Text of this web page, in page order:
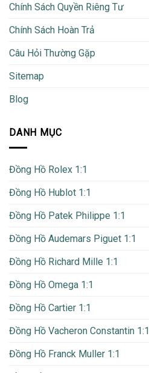
Chính Sách Quyền Riêng Tư
Chính Sách Hoàn Trả
Câu Hỏi Thường Gặp
Sitemap
Blog
DANH MỤC
Đồng Hồ Rolex 1:1
Đồng Hồ Hublot 1:1
Đồng Hồ Patek Philippe 1:1
Đồng Hồ Audemars Piguet 1:1
Đồng Hồ Richard Mille 1:1
Đồng Hồ Omega 1:1
Đồng Hồ Cartier 1:1
Đồng Hồ Vacheron Constantin 1:1
Đồng Hồ Franck Muller 1:1